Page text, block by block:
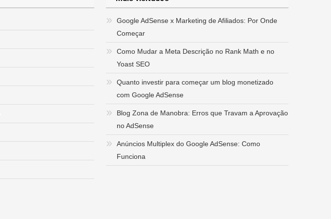
Google AdSense x Marketing de Afiliados: Por Onde
Começar
Como Mudar a Meta Descrição no Rank Math e no
Yoast SEO
Quanto investir para começar um blog monetizado
com Google AdSense
Blog Zona de Manobra: Erros que Travam a Aprovação
no AdSense
Anúncios Multiplex do Google AdSense: Como
Funciona